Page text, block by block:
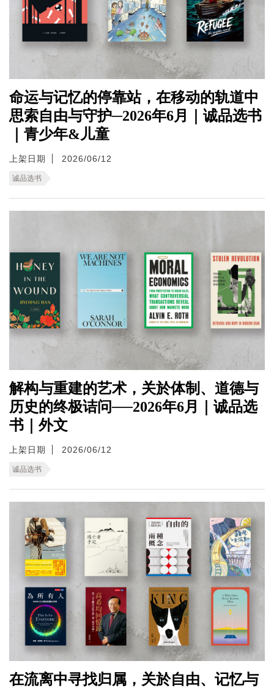
命运与记忆的停靠站，在移动的轨道中
思索自由与守护─2026年6月｜诚品选书
｜青少年&儿童
上架日期 2026/06/12
诚品选书
解构与重建的艺术，关於体制、道德与
历史的终极诘问──2026年6月｜诚品选
书｜外文
上架日期 2026/06/12
诚品选书
在流离中寻找归属，关於自由、记忆与